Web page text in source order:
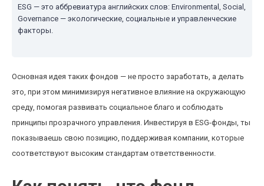
ESG — это аббревиатура английских слов: Environmental, Social,
Governance — экологические, социальные и управленческие
факторы.
Основная идея таких фондов — не просто заработать, а делать
это, при этом минимизируя негативное влияние на окружающую
среду, помогая развивать социальное благо и соблюдать
принципы прозрачного управления. Инвестируя в ESG-фонды, ты
показываешь свою позицию, поддерживая компании, которые
соответствуют высоким стандартам ответственности.